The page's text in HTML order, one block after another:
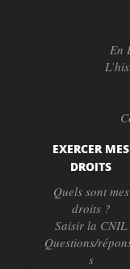
En
EXERCER MES
DROITS
Quels sont mes
droits ?
Saisir la CNIL
Questions/
s